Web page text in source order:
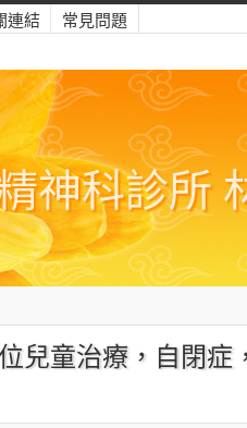
神科診所
連結 常見問題
兒童治療，自閉症